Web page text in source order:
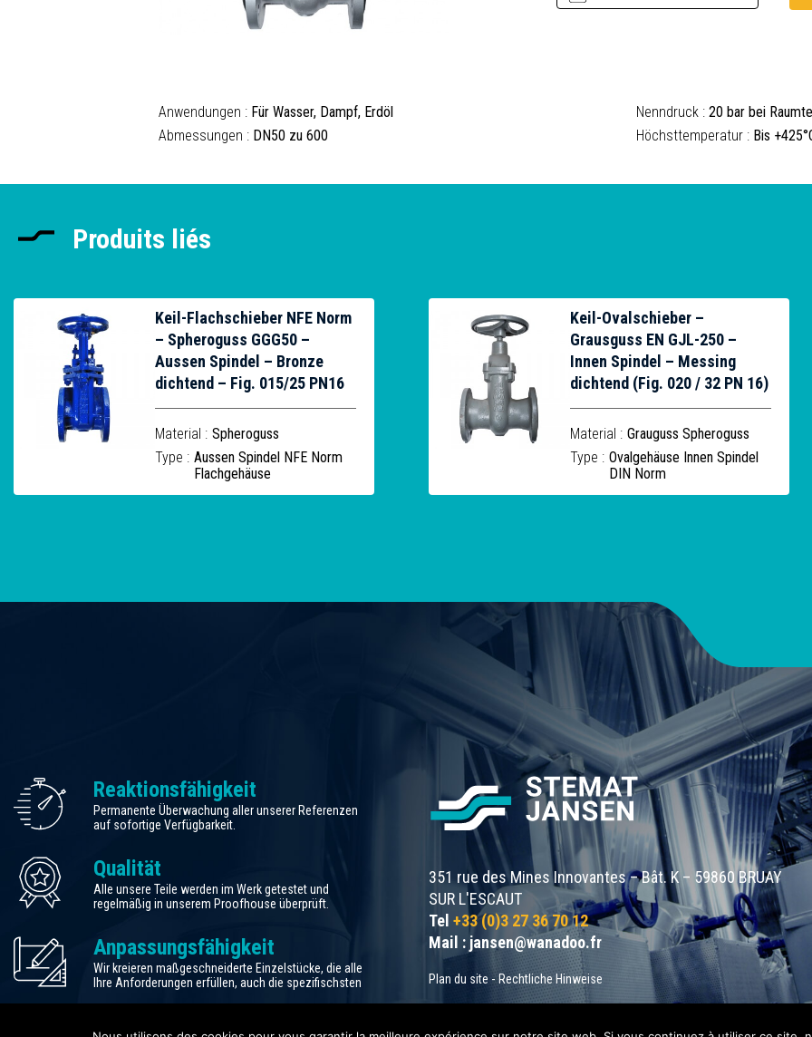
Anwendungen : Für Wasser, Dampf, Erdöl Nenndruck : 20 bar bei
Abmessungen : DN50 zu 600 Höchsttemperatur : Bis
Produits liés
Keil-Flachschieber NFE Norm
– Spheroguss GGG50 –
Aussen Spindel – Bronze
dichtend – Fig. 015/25 PN16
Material : Spheroguss
Type : Aussen Spindel NFE Norm
Flachgehäuse
Keil-Ovalschieber –
Grausguss EN GJL-250 –
Innen Spindel – Messing
dichtend (Fig. 020 / 32 PN 16)
Material : Grauguss Spheroguss
Type : Ovalgehäuse Innen Spindel
DIN Norm
Reaktionsfähigkeit
Permanente Überwachung aller unserer Referenzen
auf sofortige Verfügbarkeit.
Qualität
Alle unsere Teile werden im Werk getestet und
regelmäßig in unserem Proofhouse überprüft.
Anpassungsfähigkeit
Wir kreieren maßgeschneiderte Einzelstücke, die alle
Ihre Anforderungen erfüllen, auch die spezifischsten
351 rue des Mines Innovantes – Bât. K – 59860 BRUAY
SUR L'ESCAUT
Tel +33 (0)3 27 36 70 12
Mail : jansen@wanadoo.fr
Plan du site - Rechtliche Hinweise